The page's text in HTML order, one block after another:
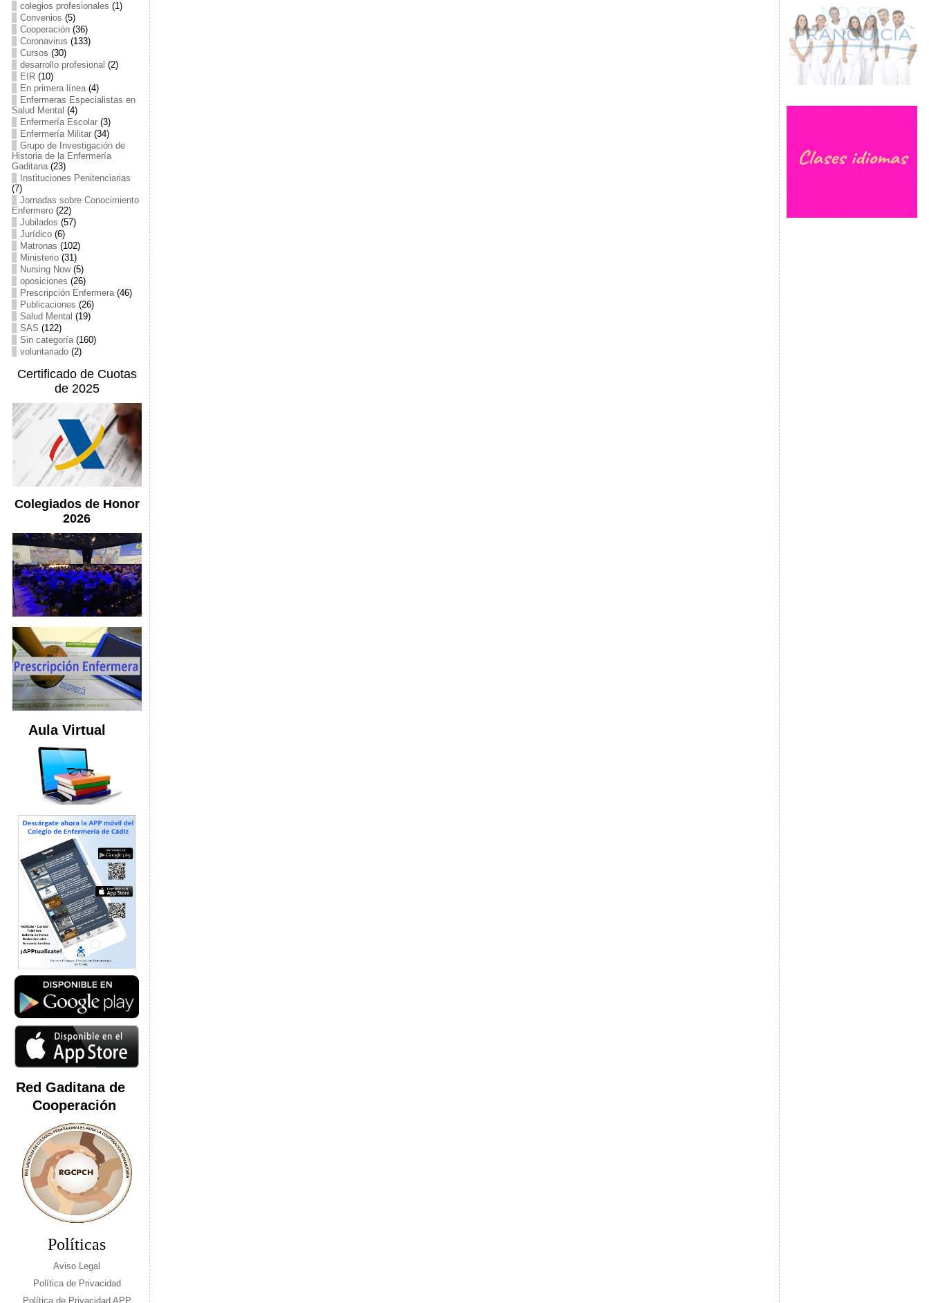
colegios profesionales (1)
Convenios (5)
Cooperación(36)
Coronavirus (133)
Cursos (30)
desarrollo profesional (2)
EIR(10)
En primera línea(4)
Enfermeras Especialistas en
Salud Mental (4)
Enfermería Escolar(3)
Enfermería Militar(34)
Grupo de Investigación de
Historia de la Enfermería
Gaditana(23)
Instituciones Penitenciarias
(7)
Jornadas sobre Conocimiento
Enfermero(22)
Jubilados (57)
Jurídico(6)
Matronas (102)
Ministerio(31)
Nursing Now(5)
oposiciones (26)
Prescripción Enfermera(46)
Publicaciones (26)
Salud Mental (19)
SAS (122)
Sin categoría(160)
voluntariado(2)
Certificado de Cuotas
de 2025
Colegiados de Honor
2026
Aula Virtual
Red Gaditana de
Cooperación
Políticas
Aviso Legal
Política de Privacidad
Política de Privacidad APP